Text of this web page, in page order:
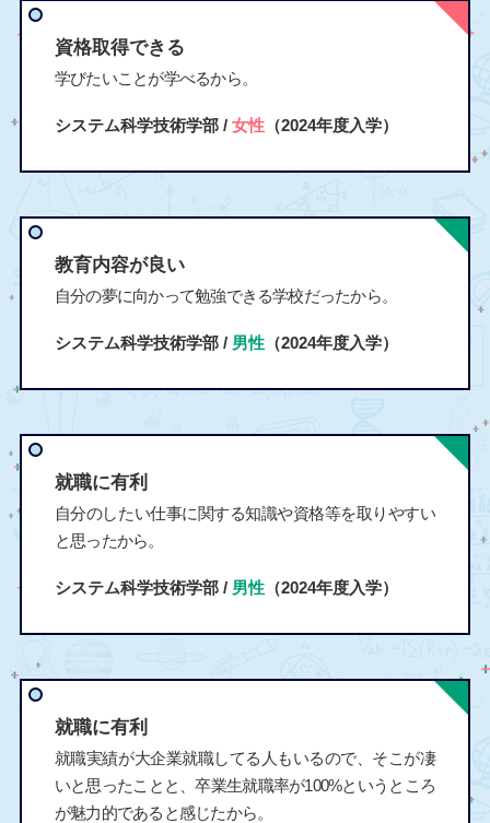
資格取得できる
学びたいことが学べるから。
システム科学技術学部 / 女性（2024年度入学）
教育内容が良い
自分の夢に向かって勉強できる学校だったから。
システム科学技術学部 / 男性（2024年度入学）
就職に有利
自分のしたい仕事に関する知識や資格等を取りやすい
と思ったから。
システム科学技術学部 / 男性（2024年度入学）
就職に有利
就職実績が大企業就職してる人もいるので、そこが凄
いと思ったことと、卒業生就職率が100%というところ
が魅力的であると感じたから。